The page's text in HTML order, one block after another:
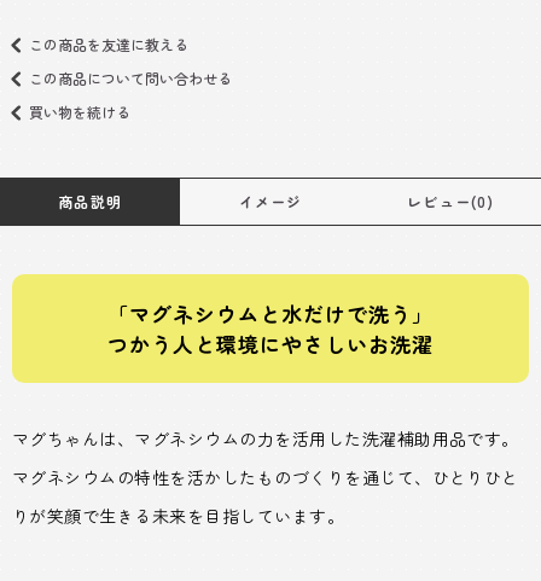
この商品を友達に教える
この商品について問い合わせる
買い物を続ける
商品説明 イメージ レビュー(0)
「マグネシウムと水だけで洗う」
つかう人と環境にやさしいお洗濯
マグちゃんは、マグネシウムの力を活用した洗濯補助用品です。
マグネシウムの特性を活かしたものづくりを通じて、ひとりひと
りが笑顔で生きる未来を目指しています。